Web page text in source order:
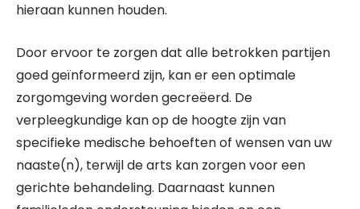
hieraan kunnen houden.
Door ervoor te zorgen dat alle betrokken partijen
goed geïnformeerd zijn, kan er een optimale
zorgomgeving worden gecreëerd. De
verpleegkundige kan op de hoogte zijn van
specifieke medische behoeften of wensen van uw
naaste(n), terwijl de arts kan zorgen voor een
gerichte behandeling. Daarnaast kunnen